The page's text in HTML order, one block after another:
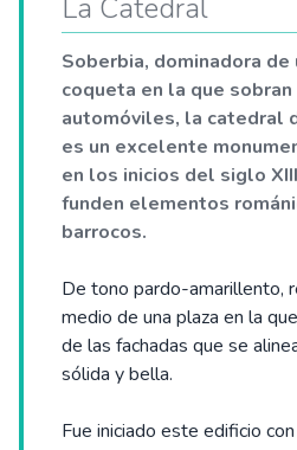
La Catedral
Soberbia, dominadora de
coqueta en la que
automóviles, la catedral
es un excelente
en los inicios del siglo
funden elementos
barrocos.
De tono pardo-amarillento,
medio de una plaza en la
de las fachadas que se
sólida y bella.
Fue iniciado este edificio